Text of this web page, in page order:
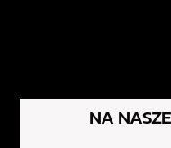
NA